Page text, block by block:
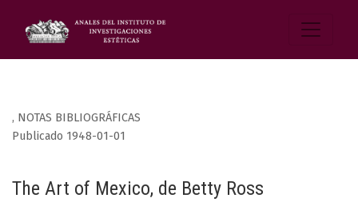
, NOTAS BIBLIOGRÁFICAS
The Art of Mexico, de Betty Ross
Publicado 1948-01-01